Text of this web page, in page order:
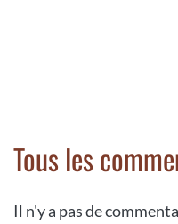
Tous les
Il n'y a pas de